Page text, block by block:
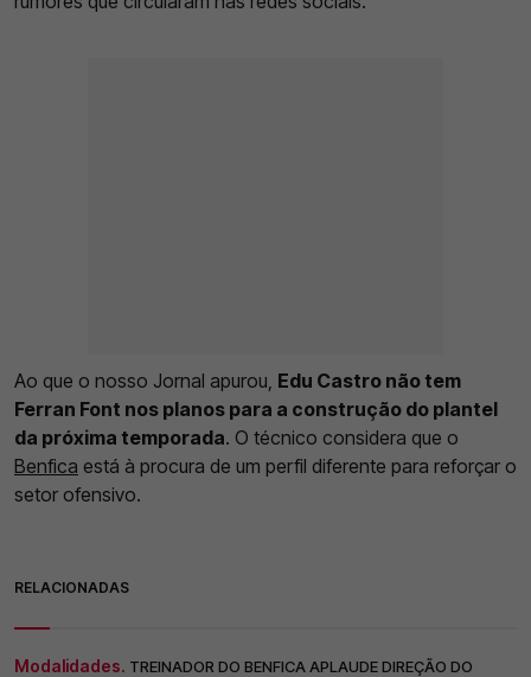
Ao que o nosso Jornal apurou, Edu Castro não tem
Ferran Font nos planos para a construção do plantel
da próxima temporada. O técnico considera que o
Benfica está à procura de um perfil diferente para reforçar o
setor ofensivo.
RELACIONADAS
Modalidades. TREINADOR DO BENFICA APLAUDE DIREÇÃO DO